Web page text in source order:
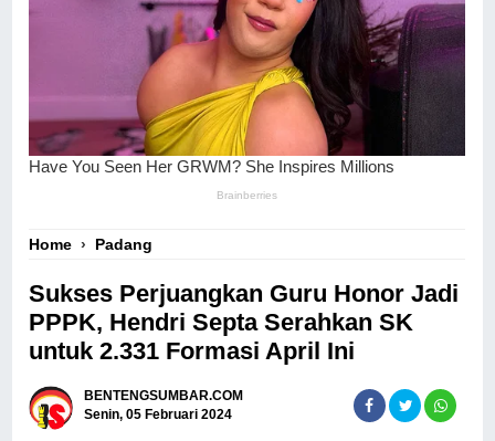
Home › Padang
Sukses Perjuangkan Guru Honor Jadi
PPPK, Hendri Septa Serahkan SK
untuk 2.331 Formasi April Ini
BENTENGSUMBAR.COM
Senin, 05 Februari 2024